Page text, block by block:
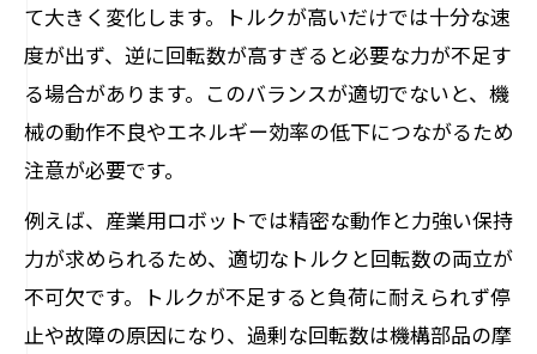
て大きく変化します。トルクが高いだけでは十分な速
度が出ず、逆に回転数が高すぎると必要な力が不足す
る場合があります。このバランスが適切でないと、機
械の動作不良やエネルギー効率の低下につながるため
注意が必要です。
例えば、産業用ロボットでは精密な動作と力強い保持
力が求められるため、適切なトルクと回転数の両立が
不可欠です。トルクが不足すると負荷に耐えられず停
止や故障の原因になり、過剰な回転数は機構部品の摩